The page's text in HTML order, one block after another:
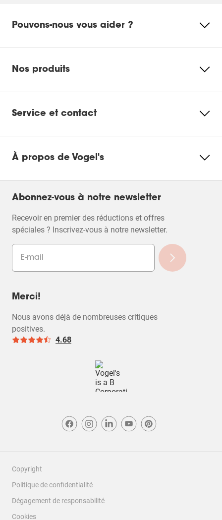
Pouvons-nous vous aider ?
Nos produits
Service et contact
À propos de Vogel's
Abonnez-vous à notre newsletter
Recevoir en premier des réductions et offres
spéciales ? Inscrivez-vous à notre newsletter.
Merci!
Nous avons déjà de nombreuses critiques
positives.
4.68
Copyright
Politique de confidentialité
Dégagement de responsabilité
Cookies